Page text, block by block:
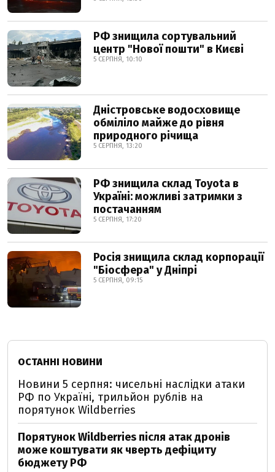
РФ знищила сортувальний
центр "Нової пошти" в Києві
5 СЕРПНЯ, 10:10
Дністровське водосховище
обміліло майже до рівня
природного річища
5 СЕРПНЯ, 13:20
РФ знищила склад Toyota в
Україні: можливі затримки з
постачанням
5 СЕРПНЯ, 17:20
Росія знищила склад корпорації
"Біосфера" у Дніпрі
5 СЕРПНЯ, 09:15
ОСТАННІ НОВИНИ
Новини 5 серпня: чисельні наслідки атаки
РФ по Україні, трильйон рублів на
порятунок Wildberries
Порятунок Wildberries після атак дронів
може коштувати як чверть дефіциту
бюджету РФ